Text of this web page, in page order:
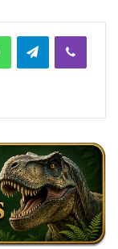
WhatsAppTelegramViber